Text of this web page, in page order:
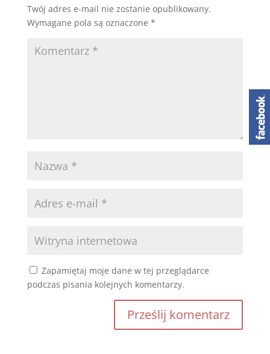
Twój adres e-mail nie zostanie opublikowany.
Wymagane pola są oznaczone *
Zapamiętaj moje dane w tej przeglądarce
podczas pisania kolejnych komentarzy.